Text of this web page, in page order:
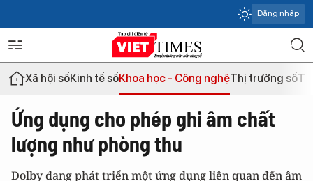
Đăng nhập
Xã hội sốKinh tế sốKhoa học - Công nghệThị trường số
Ứng dụng cho phép ghi âm chất
lượng như phòng thu
Dolby đang phát triển một ứng dụng liên quan đến âm